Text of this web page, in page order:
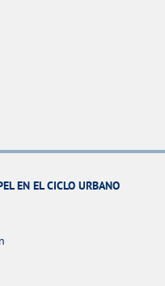
EN EL CICLO URBANO